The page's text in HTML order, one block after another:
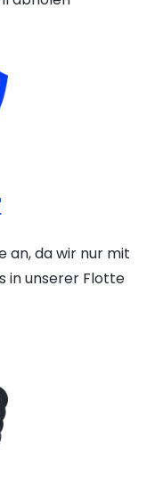
an, da wir nur mit
in unserer Flotte